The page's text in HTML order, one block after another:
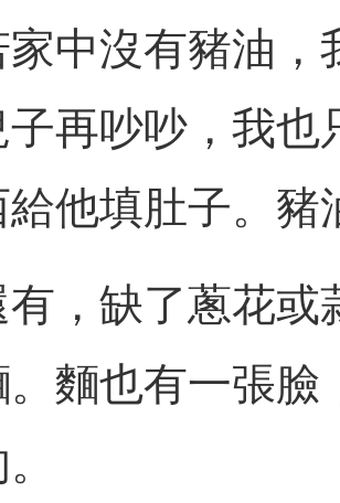
家中沒有豬油，
子再吵吵，我
給他填肚子。豬
有，缺了蔥花或
。麵也有一張臉